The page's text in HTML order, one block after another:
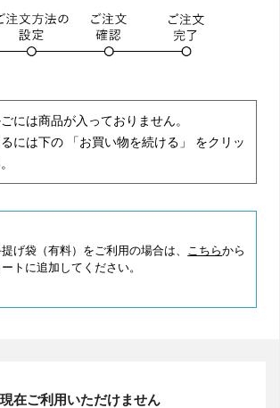
には商品が入っておりません。
には下の 「お買い物を続ける」 をクリッ
げ袋（有料）をご利用の場合は、 こちらから
ートに追加してください。
現在ご利用いただけません